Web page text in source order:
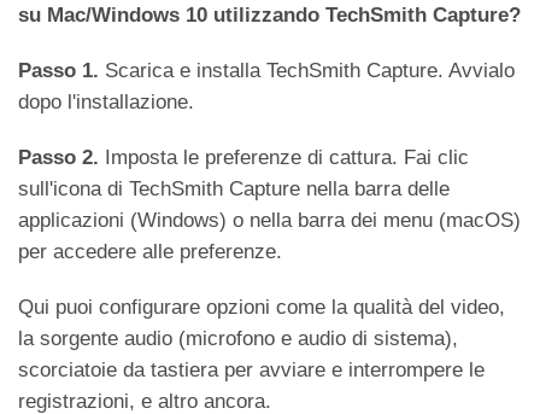
su Mac/Windows 10 utilizzando TechSmith Capture?
Passo 1. Scarica e installa TechSmith Capture. Avvialo
dopo l'installazione.
Passo 2. Imposta le preferenze di cattura. Fai clic
sull'icona di TechSmith Capture nella barra delle
applicazioni (Windows) o nella barra dei menu (macOS)
per accedere alle preferenze.
Qui puoi configurare opzioni come la qualità del video,
la sorgente audio (microfono e audio di sistema),
scorciatoie da tastiera per avviare e interrompere le
registrazioni, e altro ancora.